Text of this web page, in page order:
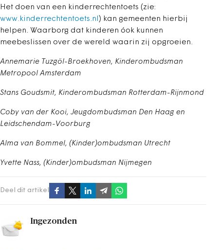
Het doen van een kinderrechtentoets (zie:
www.kinderrechtentoets.nl ) kan gemeenten hierbij
helpen. Waarborg dat kinderen óok kunnen
meebeslissen over de wereld waarin zij opgroeien.
Annemarie Tuzgöl-Broekhoven, Kinderombudsman
Metropool Amsterdam
Stans Goudsmit, Kinderombudsman Rotterdam-Rijnmond
Coby van der Kooi, Jeugdombudsman Den Haag en
Leidschendam-Voorburg
Alma van Bommel, (Kinder)ombudsman Utrecht
Yvette Nass, (Kinder)ombudsman Nijmegen
Deel dit artikel
Ingezonden